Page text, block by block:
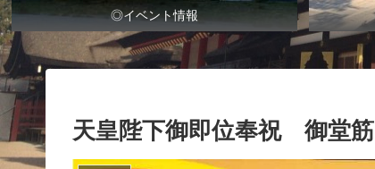
◎イベント情報
天皇陛下御即位奉祝 御堂筋